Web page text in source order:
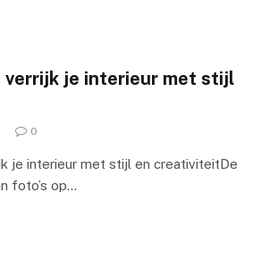
verrijk je interieur met stijl
0
je interieur met stijl en creativiteitDe
foto’s op…